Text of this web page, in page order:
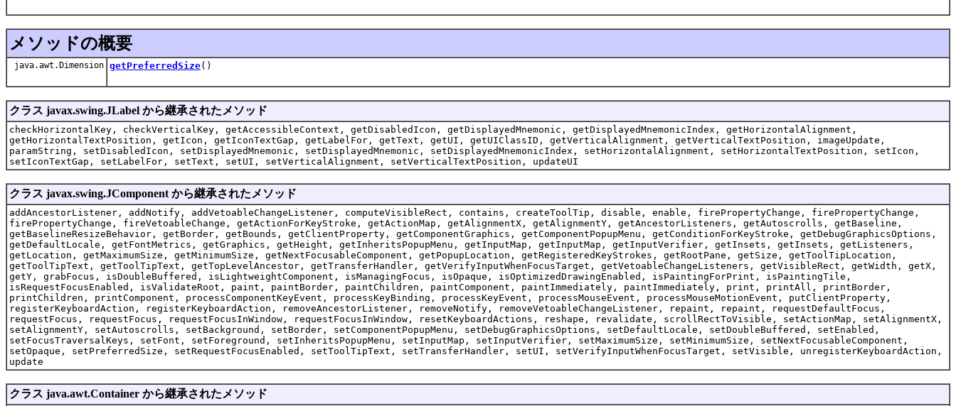
メソッドの概要
java.awt.Dimension getPreferredSize()
クラス javax.swing.JLabel から継承されたメソッド
checkHorizontalKey, checkVerticalKey, getAccessibleContext, getDisabledIcon, getDisplayedMnemonic, getDisplayedMnemonicIndex, getHorizontalAlignment,
getHorizontalTextPosition, getIcon, getIconTextGap, getLabelFor, getText, getUI, getUIClassID, getVerticalAlignment, getVerticalTextPosition, imageUpdate,
paramString, setDisabledIcon, setDisplayedMnemonic, setDisplayedMnemonic, setDisplayedMnemonicIndex, setHorizontalAlignment, setHorizontalTextPosition, setIcon,
setIconTextGap, setLabelFor, setText, setUI, setVerticalAlignment, setVerticalTextPosition, updateUI
クラス javax.swing.JComponent から継承されたメソッド
addAncestorListener, addNotify, addVetoableChangeListener, computeVisibleRect, contains, createToolTip, disable, enable, firePropertyChange, firePropertyChange,
firePropertyChange, fireVetoableChange, getActionForKeyStroke, getActionMap, getAlignmentX, getAlignmentY, getAncestorListeners, getAutoscrolls, getBaseline,
getBaselineResizeBehavior, getBorder, getBounds, getClientProperty, getComponentGraphics, getComponentPopupMenu, getConditionForKeyStroke, getDebugGraphicsOptions,
getDefaultLocale, getFontMetrics, getGraphics, getHeight, getInheritsPopupMenu, getInputMap, getInputMap, getInputVerifier, getInsets, getInsets, getListeners,
getLocation, getMaximumSize, getMinimumSize, getNextFocusableComponent, getPopupLocation, getRegisteredKeyStrokes, getRootPane, getSize, getToolTipLocation,
getToolTipText, getToolTipText, getTopLevelAncestor, getTransferHandler, getVerifyInputWhenFocusTarget, getVetoableChangeListeners, getVisibleRect, getWidth, getX,
getY, grabFocus, isDoubleBuffered, isLightweightComponent, isManagingFocus, isOpaque, isOptimizedDrawingEnabled, isPaintingForPrint, isPaintingTile,
isRequestFocusEnabled, isValidateRoot, paint, paintBorder, paintChildren, paintComponent, paintImmediately, paintImmediately, print, printAll, printBorder,
printChildren, printComponent, processComponentKeyEvent, processKeyBinding, processKeyEvent, processMouseEvent, processMouseMotionEvent, putClientProperty,
registerKeyboardAction, registerKeyboardAction, removeAncestorListener, removeNotify, removeVetoableChangeListener, repaint, repaint, requestDefaultFocus,
requestFocus, requestFocus, requestFocusInWindow, requestFocusInWindow, resetKeyboardActions, reshape, revalidate, scrollRectToVisible, setActionMap, setAlignmentX,
setAlignmentY, setAutoscrolls, setBackground, setBorder, setComponentPopupMenu, setDebugGraphicsOptions, setDefaultLocale, setDoubleBuffered, setEnabled,
setFocusTraversalKeys, setFont, setForeground, setInheritsPopupMenu, setInputMap, setInputVerifier, setMaximumSize, setMinimumSize, setNextFocusableComponent,
setOpaque, setPreferredSize, setRequestFocusEnabled, setToolTipText, setTransferHandler, setUI, setVerifyInputWhenFocusTarget, setVisible, unregisterKeyboardAction,
update
クラス java.awt.Container から継承されたメソッド